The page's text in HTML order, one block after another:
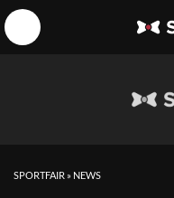
SPORTFAIR » NEWS